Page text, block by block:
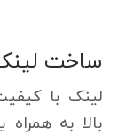
ساخت
لینک با
بالا به